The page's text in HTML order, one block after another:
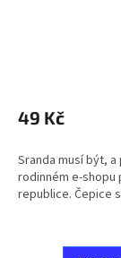
49 Kč
Sranda musí být,
rodinném e-shopu
republice. Čepice